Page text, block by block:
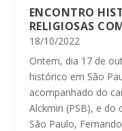
ENCONTRO
RELIGIOSAS
18/10/2022
Ontem, dia 17 de
histórico em São
acompanhado do
Alckmin (PSB), e do
São Paulo,